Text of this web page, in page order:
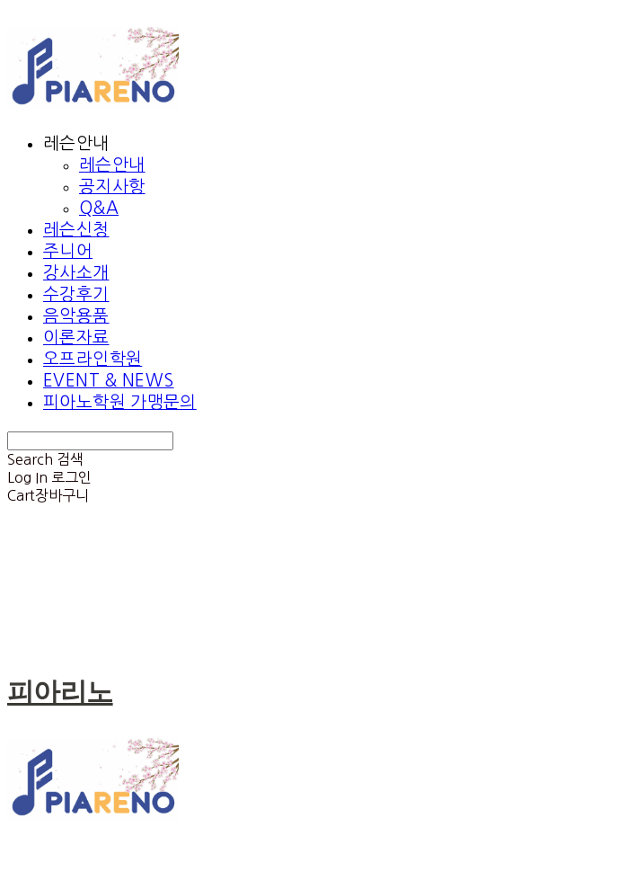
레슨안내
레슨안내
공지사항
Q&A
레슨신청
주니어
강사소개
수강후기
음악용품
이론자료
오프라인학원
EVENT & NEWS
피아노학원 가맹문의
Search 검색
Log In 로그인
Cart장바구니
피아리노